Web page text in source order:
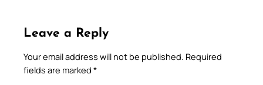
Leave a Reply
Your email address will not be published. Required
fields are marked *